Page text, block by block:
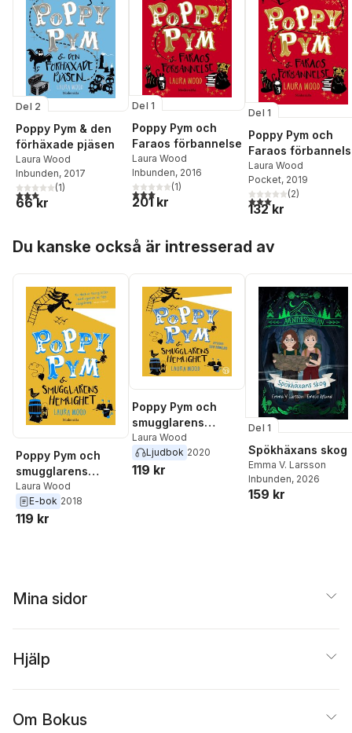
Del 2
Poppy Pym & den
förhäxade pjäsen
Laura Wood
Inbunden, 2017
3,0utav 5 stjärnor. Totalt antal röster:
(1)
66 kr
Del 1
Poppy Pym och
Faraos förbannelse
Laura Wood
Inbunden, 2016
3,0utav 5 stjärnor. Totalt antal röster:
(1)
201 kr
Del 1
Poppy Pym och
Faraos
Laura Wood
Pocket, 2019
3,0utav 5 stjärnor.
(2)
132 kr
Du kanske också är intresserad av
Poppy Pym och
smugglarens
hemlighet
Laura Wood
E-bok 2018
119 kr
Poppy Pym och
smugglarens
hemlighet
Laura Wood
Ljudbok 2020
119 kr
Del 1
Spökhäxans skog
Emma V. Larsson
Inbunden, 2026
159 kr
Mina sidor
Hjälp
Om Bokus